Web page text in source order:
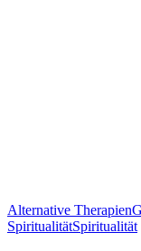
Alternative Therapien
SpiritualitätSpiritualität